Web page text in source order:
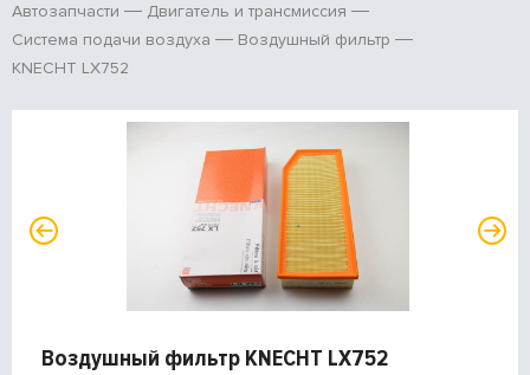
Автозапчасти
Двигатель и трансмиссия
Система подачи воздуха
Воздушный фильтр
KNECHT LX752
Воздушный фильтр KNECHT LX752